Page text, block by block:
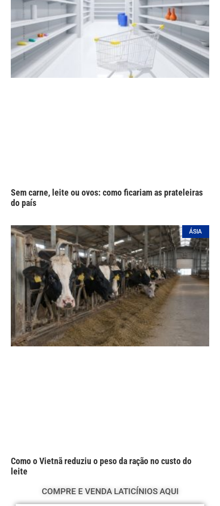
Sem carne, leite ou ovos: como ficariam as prateleiras
do país
ÁSIA
Como o Vietnã reduziu o peso da ração no custo do
leite
COMPRE E VENDA LATICÍNIOS AQUI